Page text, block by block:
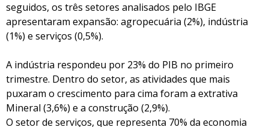
seguidos, os três setores analisados pelo IBGE
apresentaram expansão: agropecuária (2%), indústria
(1%) e serviços (0,5%).
A indústria respondeu por 23% do PIB no primeiro
trimestre. Dentro do setor, as atividades que mais
puxaram o crescimento para cima foram a extrativa
Mineral (3,6%) e a construção (2,9%).
O setor de serviços, que representa 70% da economia